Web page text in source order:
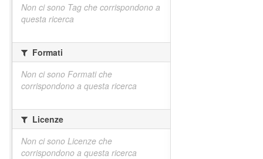
Non ci sono Tag che corrispondono a
questa ricerca
Formati
Non ci sono Formati che
corrispondono a questa ricerca
Licenze
Non ci sono Licenze che
corrispondono a questa ricerca